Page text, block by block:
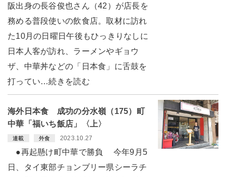
阪出身の長谷俊也さん（42）が店長を
務める普段使いの飲食店。取材に訪れ
た10月の日曜日午後もひっきりなしに
日本人客が訪れ、ラーメンやギョウ
ザ、中華丼などの「日本食」に舌鼓を
打ってい…続きを読む
海外日本食 成功の分水嶺（175）町
中華「福いち飯店」〈上〉
連載 外食 2023.10.27
●再起懸け町中華で勝負 今年9月5
日、タイ東部チョンブリー県シーラチ